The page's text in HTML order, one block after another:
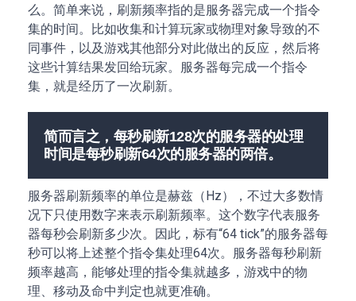
么。简单来说，刷新频率指的是服务器完成一个指令
集的时间。比如收集和计算玩家或物理对象导致的不
同事件，以及游戏其他部分对此做出的反应，然后将
这些计算结果发回给玩家。服务器每完成一个指令
集，就是经历了一次刷新。
简而言之，每秒刷新128次的服务器的处理
时间是每秒刷新64次的服务器的两倍。
服务器刷新频率的单位是赫兹（Hz），不过大多数情
况下只使用数字来表示刷新频率。这个数字代表服务
器每秒会刷新多少次。因此，标有“64 tick”的服务器每
秒可以将上述整个指令集处理64次。服务器每秒刷新
频率越高，能够处理的指令集就越多，游戏中的物
理、移动及命中判定也就更准确。